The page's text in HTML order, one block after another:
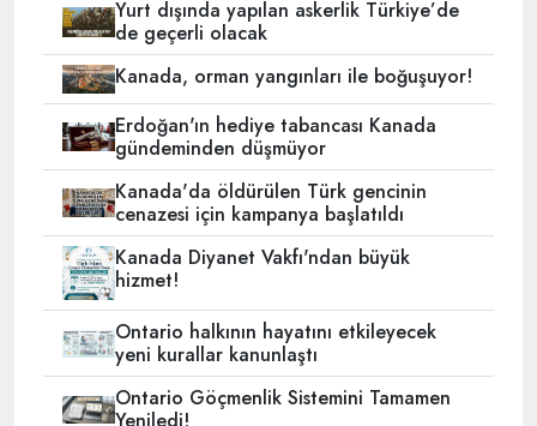
Yurt dışında yapılan askerlik Türkiye’de
de geçerli olacak
Kanada, orman yangınları ile boğuşuyor!
Erdoğan'ın hediye tabancası Kanada
gündeminden düşmüyor
Kanada'da öldürülen Türk gencinin
cenazesi için kampanya başlatıldı
Kanada Diyanet Vakfı'ndan büyük
hizmet!
Ontario halkının hayatını etkileyecek
yeni kurallar kanunlaştı
Ontario Göçmenlik Sistemini Tamamen